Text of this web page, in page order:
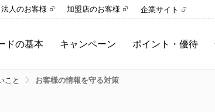
ドの基本 キャンペーン
キャンペーン一覧
ポイント・優待
法人のお客様 加盟店のお客様 企業サイト
こと お客様の情報を守る対策